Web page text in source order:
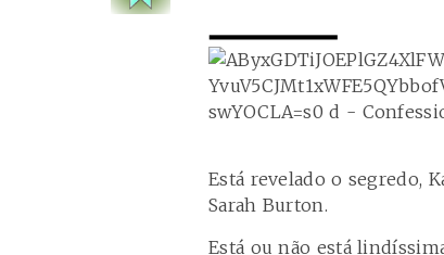
Está revelado o segredo,
Sarah Burton.
Está ou não está